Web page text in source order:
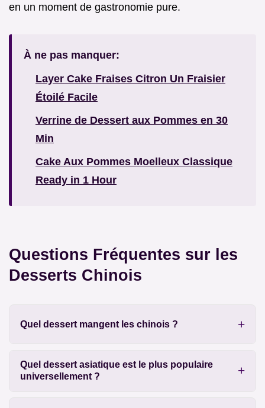
en un moment de gastronomie pure.
À ne pas manquer:
Layer Cake Fraises Citron Un Fraisier
Étoilé Facile
Verrine de Dessert aux Pommes en 30
Min
Cake Aux Pommes Moelleux Classique
Ready in 1 Hour
Questions Fréquentes sur les
Desserts Chinois
Quel dessert mangent les chinois ?
Quel dessert asiatique est le plus populaire
universellement ?